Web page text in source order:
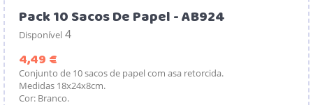
Pack 10 Sacos De Papel - AB924
Disponível 4
4,49 €
Conjunto de 10 sacos de papel com asa retorcida.
Medidas 18x24x8cm.
Cor: Branco.